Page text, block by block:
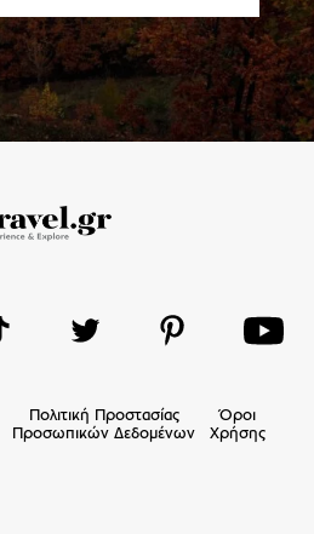
Πολιτική Προστασίας
Προσωπικών Δεδομένων
Όροι
Χρήσης